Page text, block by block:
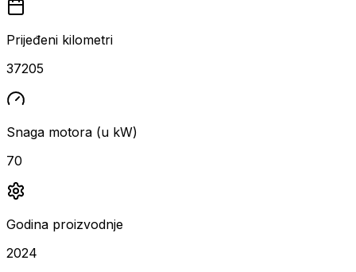
Prijeđeni kilometri
37205
Snaga motora (u kW)
70
Godina proizvodnje
2024